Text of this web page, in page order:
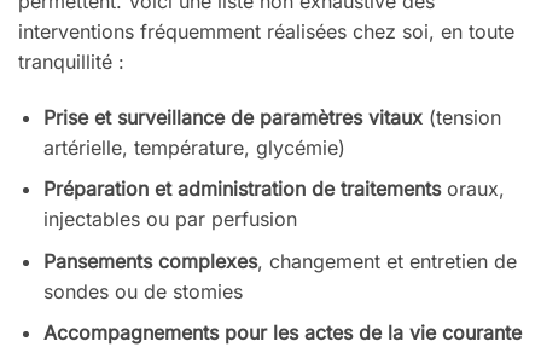
interventions fréquemment réalisées chez soi, en toute
tranquillité :
Prise et surveillance de paramètres vitaux(tension
artérielle, température, glycémie)
Préparation et administration de traitementsoraux,
injectables ou par perfusion
Pansements complexes, changement et entretien de
sondes ou de stomies
Accompagnements pour les actes de la vie courante